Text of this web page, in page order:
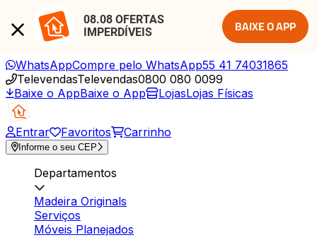
08.08 OFERTAS
IMPERDÍVEIS
BAIXE O APP
WhatsAppCompre pelo WhatsApp55 41 74031865
TelevendasTelevendas0800 080 0099
Baixe o AppBaixe o App LojasLojas Físicas
Entrar Favoritos Carrinho
Informe o seu CEP
Departamentos
Madeira Originals
Serviços
Móveis Planejados